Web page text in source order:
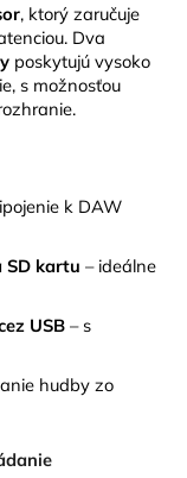
, ktorý zaručuje
Dva
poskytujú vysoko
s možnosťou
k DAW
SD kartu – ideálne
USB – s
hudby zo